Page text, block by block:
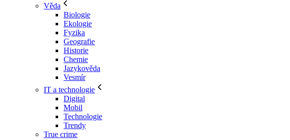
Věda
Biologie
Ekologie
Fyzika
Geografie
Historie
Chemie
Jazykověda
Vesmír
IT a technologie
Digital
Mobil
Technologie
Trendy
True crime